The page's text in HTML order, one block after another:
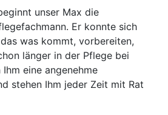
unser Max die
Er konnte sich
was kommt, vorbereiten,
länger in der Pflege bei
eine angenehme
stehen Ihm jeder Zeit mit Rat